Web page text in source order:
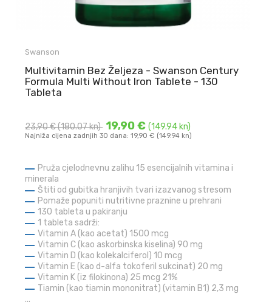
Swanson
Multivitamin Bez Željeza - Swanson Century
Formula Multi Without Iron Tablete - 130
Tableta
23,90 €(180.07 kn) 19,90 €(149.94 kn)
Najniža cijena zadnjih 30 dana: 19,90 € (149.94 kn)
Pruža cjelodnevnu zalihu 15 esencijalnih vitamina i
minerala
Štiti od gubitka hranjivih tvari izazvanog stresom
Pomaže popuniti nutritivne praznine u prehrani
130 tableta u pakiranju
1 tableta sadrži:
Vitamin A (kao acetat) 1500 mcg
Vitamin C (kao askorbinska kiselina) 90 mg
Vitamin D (kao kolekalciferol) 10 mcg
Vitamin E (kao d-alfa tokoferil sukcinat) 20 mg
Vitamin K (iz filokinona) 25 mcg 21%
Tiamin (kao tiamin mononitrat) (vitamin B1) 2,3 mg
...